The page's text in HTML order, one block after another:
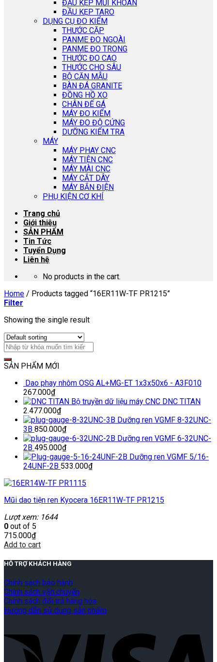
ĐẦU KẸP MŨI KHOAN
ĐẦU KẸP TARO
DỤNG CỤ ĐO KIỂM
THƯỚC CẶP
PANME ĐO NGOÀI
PANME ĐO TRONG
THƯỚC ĐO CAO
THƯỚC CHO SÂU
BỘ CĂN MẪU
BÀN ĐÁ GRANITE
ĐỒNG HỒ XO
CHÂN ĐẾ GÁ
MÁY ĐO KIỂM
MÁY ĐO ĐỘ CỨNG
DƯỠNG KIỂM TRA
MÁY
MÁY PHAY CNC
MÁY TIỆN CNC
MÁY MÀI CNC
MÁY CẮT DÂY
MÁY BẮN ĐIỆN
PHỤ KIỆN CƠ KHÍ
Trang chủ
Giới thiệu
SẢN PHẨM
Tin Tức
Tuyển Dụng
Liên hệ
No products in the cart.
Home / Products tagged “16ER11W-TF PR1215”
Filter
Showing the single result
SẢN PHẨM MỚI
Dao phay nhôm OSG AL+MG-ET 1x3x50x6 - A3F010
267.000₫
Bộ truyền dữ liệu máy CNC DNC TITAN
2.477.000₫
Dưỡng ren VGMF 8-32UNC-
3B 850.000₫
Dưỡng ren VGMF 6-32UNC-
2B 495.000₫
Dưỡng ren VGMF 5/16-
24UNF-2B 533.000₫
Mũi dao tiện ren Kyocera 16ER11W-TF PR1215
Lượt xem: 1644
0 out of 5
715.000₫
Add to cart
HỖ TRỢ KHÁCH HÀNG
Chính sách bảo hành
Chính sách vận chuyển
Chính sách đổi trả hàng hóa
Hướng dẫn sử dụng sản phẩm